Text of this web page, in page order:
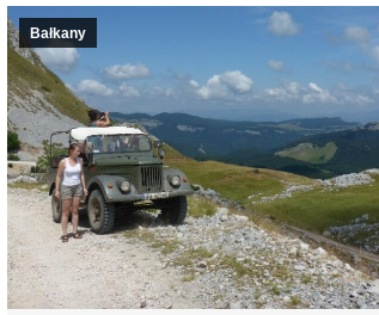
Bałkany